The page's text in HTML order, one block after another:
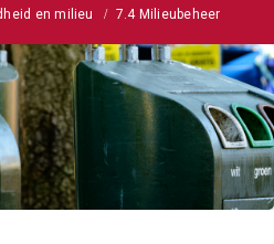
en milieu 7.4 Milieubeheer